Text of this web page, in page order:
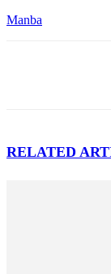
Manba
RELATED